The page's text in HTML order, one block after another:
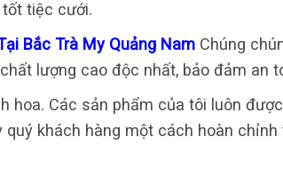
tiệc cưới.
Bắc Trà My Quảng Nam Chúng
lượng cao độc nhất, bảo đảm an
hoa. Các sản phẩm của tôi luôn
quý khách hàng một cách hoàn chỉnh